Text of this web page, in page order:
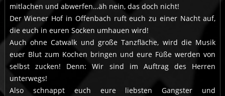
mitlachen und abwerfen…äh nein, das doch nicht!
Der Wiener Hof in Offenbach ruft euch zu einer Nacht auf,
die euch in euren Socken umhauen wird!
Auch ohne Catwalk und große Tanzfläche, wird die Musik
euer Blut zum Kochen bringen und eure Füße werden von
selbst zucken! Denn: Wir sind im Auftrag des Herren
unterwegs!
Also schnappt euch eure liebsten Gangster und